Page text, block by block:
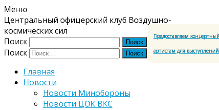
Меню
Центральный офицерский клуб Воздушно-
космических сил
Поиск
Поиск
Главная
Новости
Новости Минобороны
Новости ЦОК ВКС
Предоставляем
артистам для выступлений